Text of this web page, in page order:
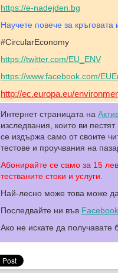
https://e-nadejden.bg
Научете повече за кръговата
#CircularEconomy
https://twitter.com/EU_ENV
https://www.facebook.com/
http://ec.europa.eu/
Интернет страницата на
изследвания, които ви
се издържа само от своите
тестове и проучвания на
Абонирайте се само за 15
тестваните стоки и услуги.
Най-лесно може това може
Последвайте ни във Facebook
Ако не искате да